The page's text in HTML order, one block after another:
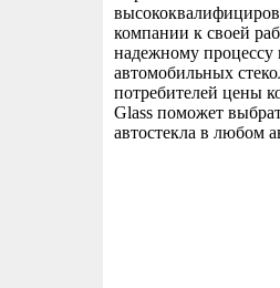
компании к своей
надежному процессу
автомобильных
потребителей цены
Glass поможет
автостекла в любом